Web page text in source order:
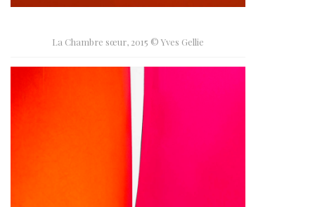
La Chambre sœur, 2015 © Yves Gellie